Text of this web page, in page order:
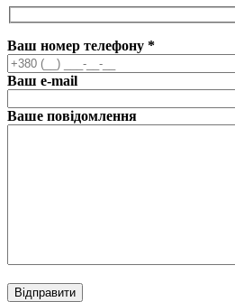
Ваш номер телефону *
Ваш e-mail
Ваше повідомлення